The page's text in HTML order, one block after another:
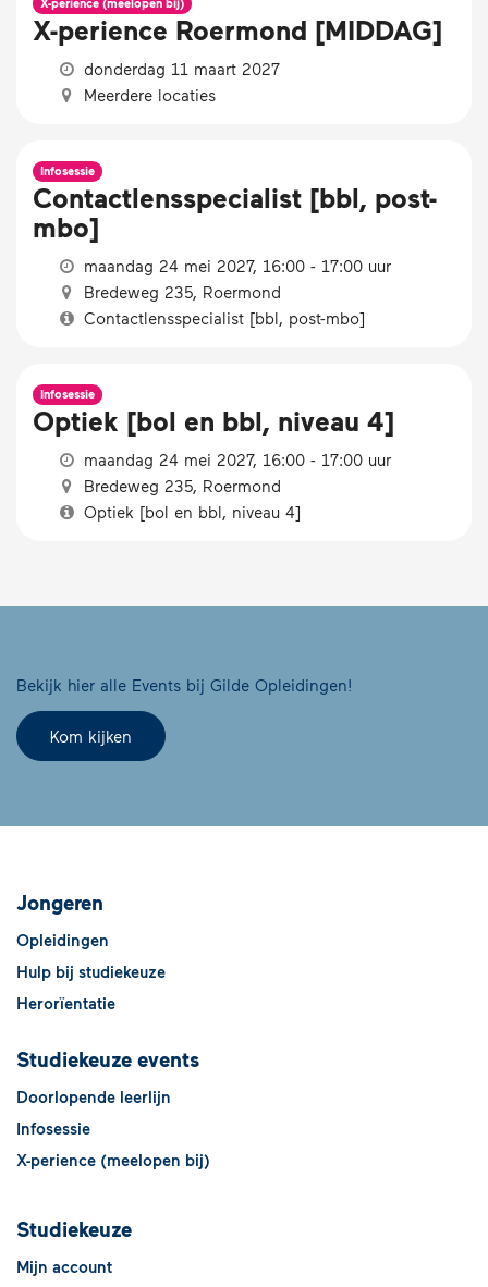
X-perience (meelopen bij)
X-perience Roermond [MIDDAG]
donderdag 11 maart 2027
Meerdere locaties
Infosessie
Contactlensspecialist [bbl, post-
mbo]
maandag 24 mei 2027, 16:00 - 17:00 uur
Bredeweg 235, Roermond
Contactlensspecialist [bbl, post-mbo]
Infosessie
Optiek [bol en bbl, niveau 4]
maandag 24 mei 2027, 16:00 - 17:00 uur
Bredeweg 235, Roermond
Optiek [bol en bbl, niveau 4]
Bekijk hier alle Events bij Gilde Opleidingen!
Kom kijken
Jongeren
Opleidingen
Hulp bij studiekeuze
Herorïentatie
Studiekeuze events
Doorlopende leerlijn
Infosessie
X-perience (meelopen bij)
Studiekeuze
Mijn account